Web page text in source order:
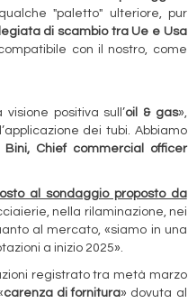
"paletto" ulteriore, pur
di scambio tra Ue e Usa
con il nostro, come
positiva sull’oil & gas»,
dei tubi. Abbiamo
Bini, Chief commercial officer
al sondaggio proposto da
nella rilaminazione, nei
al mercato, «siamo in una
a inizio 2025».
registrato tra metà marzo
carenza di fornitura» dovuta al